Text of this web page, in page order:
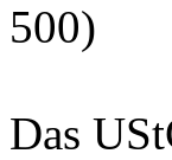
500)
Das